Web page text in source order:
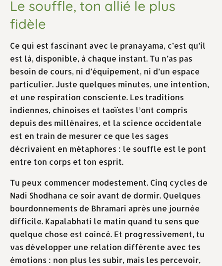
Le souffle, ton allié le plus
fidèle
Ce qui est fascinant avec le pranayama, c’est qu’il
est là, disponible, à chaque instant. Tu n’as pas
besoin de cours, ni d’équipement, ni d’un espace
particulier. Juste quelques minutes, une intention,
et une respiration consciente. Les traditions
indiennes, chinoises et taoïstes l’ont compris
depuis des millénaires, et la science occidentale
est en train de mesurer ce que les sages
décrivaient en métaphores : le souffle est le pont
entre ton corps et ton esprit.
Tu peux commencer modestement. Cinq cycles de
Nadi Shodhana ce soir avant de dormir. Quelques
bourdonnements de Bhramari après une journée
difficile. Kapalabhati le matin quand tu sens que
quelque chose est coincé. Et progressivement, tu
vas développer une relation différente avec tes
émotions : non plus les subir, mais les percevoir,